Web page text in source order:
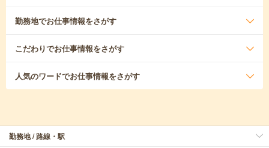
勤務地でお仕事情報をさがす
こだわりでお仕事情報をさがす
人気のワードでお仕事情報をさがす
勤務地 / 路線・駅